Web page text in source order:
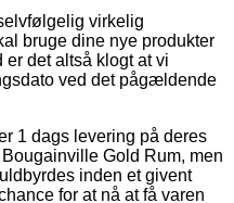
virkelig
bruge dine nye produkter
er det altså klogt at vi
ved det pågældende
1 dags levering på deres
Gold Rum, men
inden et givent
for at nå at få varen